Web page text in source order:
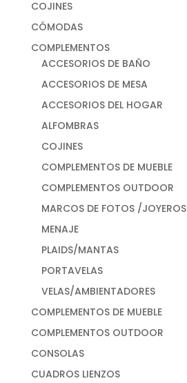
COJINES
CÓMODAS
COMPLEMENTOS
ACCESORIOS DE BAÑO
ACCESORIOS DE MESA
ACCESORIOS DEL HOGAR
ALFOMBRAS
COJINES
COMPLEMENTOS DE MUEBLE
COMPLEMENTOS OUTDOOR
MARCOS DE FOTOS /JOYEROS
MENAJE
PLAIDS/MANTAS
PORTAVELAS
VELAS/AMBIENTADORES
COMPLEMENTOS DE MUEBLE
COMPLEMENTOS OUTDOOR
CONSOLAS
CUADROS LIENZOS